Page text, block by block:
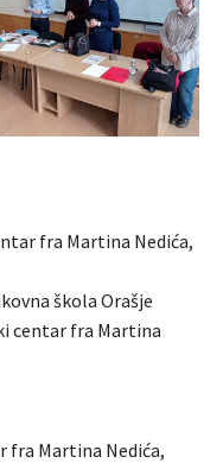
fra Martina Nedića,
škola Orašje
centar fra Martina
fra Martina Nedića,